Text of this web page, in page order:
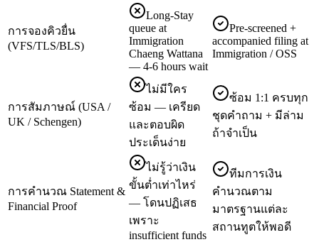
การจองคิวยื่น
(VFS/TLS/BLS)
Long-Stay
queue at
Immigration
Chaeng Wattana
— 4-6 hours wait
Pre-screened +
accompanied filing at
Immigration / OSS
การสัมภาษณ์ (USA /
UK / Schengen)
ไม่มีใคร
ซ้อม — เครียด
และตอบผิด
ประเด็นง่าย
ซ้อม 1:1 ครบทุก
ชุดคำถาม + มีล่าม
ถ้าจำเป็น
การคำนวณ Statement &
Financial Proof
ไม่รู้ว่าเงิน
ขั้นต่ำเท่าไหร่
— โดนปฏิเสธ
เพราะ
insufficient funds
ทีมการเงิน
คำนวณตาม
มาตรฐานแต่ละ
สถานทูตให้พอดี